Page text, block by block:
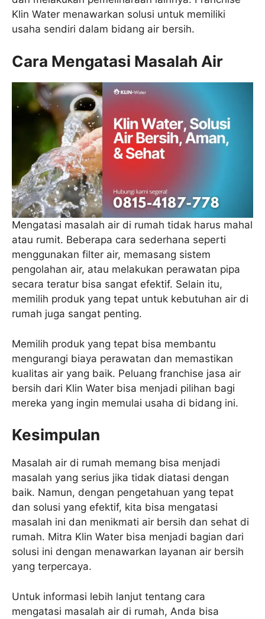
Klin Water menawarkan solusi untuk memiliki
usaha sendiri dalam bidang air bersih.
Cara Mengatasi Masalah Air
Mengatasi masalah air di rumah tidak harus mahal
atau rumit. Beberapa cara sederhana seperti
menggunakan filter air, memasang sistem
pengolahan air, atau melakukan perawatan pipa
secara teratur bisa sangat efektif. Selain itu,
memilih produk yang tepat untuk kebutuhan air di
rumah juga sangat penting.
Memilih produk yang tepat bisa membantu
mengurangi biaya perawatan dan memastikan
kualitas air yang baik. Peluang franchise jasa air
bersih dari Klin Water bisa menjadi pilihan bagi
mereka yang ingin memulai usaha di bidang ini.
Kesimpulan
Masalah air di rumah memang bisa menjadi
masalah yang serius jika tidak diatasi dengan
baik. Namun, dengan pengetahuan yang tepat
dan solusi yang efektif, kita bisa mengatasi
masalah ini dan menikmati air bersih dan sehat di
rumah. Mitra Klin Water bisa menjadi bagian dari
solusi ini dengan menawarkan layanan air bersih
yang terpercaya.
Untuk informasi lebih lanjut tentang cara
mengatasi masalah air di rumah, Anda bisa